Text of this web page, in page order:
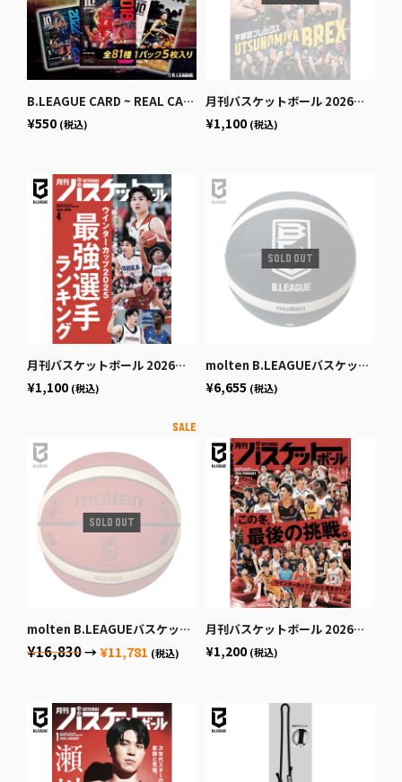
B.LEAGUE CARD ~ REAL CARD COLLECTION~＜10th ANNIVERSARY パック＞
¥550 (税込)
月刊バスケットボール 2026年5月号 (発売日2026年3月25日)
¥1,100 (税込)
月刊バスケットボール 2026年4月号 (発売日2026年2月25日)
¥1,100 (税込)
molten B.LEAGUEバスケットボール7号球
¥6,655 (税込)
molten B.LEAGUEバスケットボール公式試合球
¥16,830→¥11,781 (税込)
月刊バスケットボール 2026年2月号 (発売日2025年12月19日)
¥1,200 (税込)